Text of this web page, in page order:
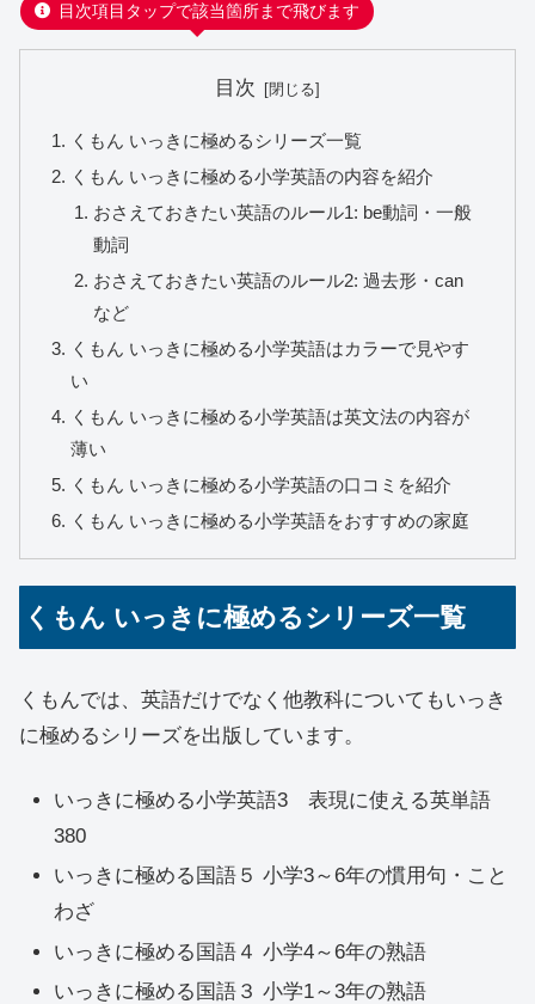
目次項目タップで該当箇所まで飛びます
目次
くもん いっきに極めるシリーズ一覧
くもん いっきに極める小学英語の内容を紹介
おさえておきたい英語のルール1: be動詞・一般
動詞
おさえておきたい英語のルール2: 過去形・can
など
くもん いっきに極める小学英語はカラーで見やす
い
くもん いっきに極める小学英語は英文法の内容が
薄い
くもん いっきに極める小学英語の口コミを紹介
くもん いっきに極める小学英語をおすすめの家庭
くもん いっきに極めるシリーズ一覧
くもんでは、英語だけでなく他教科についてもいっき
に極めるシリーズを出版しています。
いっきに極める小学英語3 表現に使える英単語
380
いっきに極める国語５ 小学3～6年の慣用句・こと
わざ
いっきに極める国語４ 小学4～6年の熟語
いっきに極める国語３ 小学1～3年の熟語